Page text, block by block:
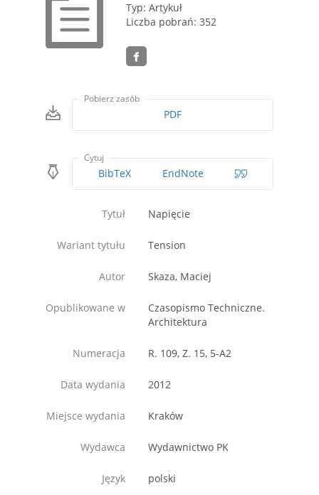
Typ: Artykuł
Liczba pobrań: 352
Pobierz zasób
PDF
Cytuj
BibTeX EndNote
Tytuł Napięcie
Wariant tytułu Tension
Autor Skaza, Maciej
Opublikowane w
Czasopismo Techniczne.
Architektura
Numeracja R. 109, Z. 15, 5-A2
Data wydania 2012
Miejsce wydania Kraków
Wydawca Wydawnictwo PK
Język polski